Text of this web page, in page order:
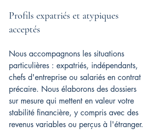
Profils expatriés et atypiques
acceptés
Nous accompagnons les situations
particulières : expatriés, indépendants,
chefs d'entreprise ou salariés en contrat
précaire. Nous élaborons des dossiers
sur mesure qui mettent en valeur votre
stabilité financière, y compris avec des
revenus variables ou perçus à l'étranger.